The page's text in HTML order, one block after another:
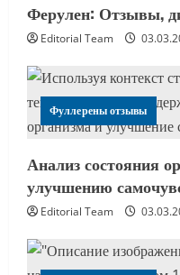
Ферулен: Отзывы,
Editorial Team
Фуллерены отзывы
Анализ состояния
улучшению
Editorial Team